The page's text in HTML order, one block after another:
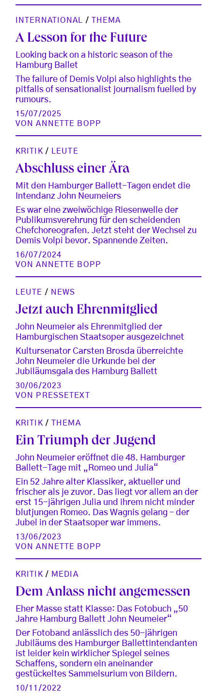
INTERNATIONAL / THEMA
A Lesson for the Future
Looking back on a historic season of the
Hamburg Ballet
The failure of Demis Volpi also highlights the
pitfalls of sensationalist journalism fuelled by
rumours.
15/07/2025
VONANNETTE BOPP
KRITIK / LEUTE
Abschluss einer Ära
Mit den Hamburger Ballett-Tagen endet die
Intendanz John Neumeiers
Es war eine zweiwöchige Riesenwelle der
Publikumsverehrung für den scheidenden
Chefchoreografen. Jetzt steht der Wechsel zu
Demis Volpi bevor. Spannende Zeiten.
16/07/2024
VONANNETTE BOPP
LEUTE / NEWS
Jetzt auch Ehrenmitglied
John Neumeier als Ehrenmitglied der
Hamburgischen Staatsoper ausgezeichnet
Kultursenator Carsten Brosda überreichte
John Neumeier die Urkunde bei der
Jubiläumsgala des Hamburg Ballett
30/06/2023
VON
PRESSETEXT
KRITIK / THEMA
Ein Triumph der Jugend
John Neumeier eröffnet die 48. Hamburger
Ballett-Tage mit „Romeo und Julia“
Ein 52 Jahre alter Klassiker, aktueller und
frischer als je zuvor. Das liegt vor allem an der
erst 15-jährigen Julia und ihrem nicht minder
blutjungen Romeo. Das Wagnis gelang – der
Jubel in der Staatsoper war immens.
13/06/2023
VONANNETTE BOPP
KRITIK / MEDIA
Dem Anlass nicht angemessen
Eher Masse statt Klasse: Das Fotobuch „50
Jahre Hamburg Ballett John Neumeier“
Der Fotoband anlässlich des 50-jährigen
Jubiläums des Hamburger Ballettintendanten
ist leider kein wirklicher Spiegel seines
Schaffens, sondern ein aneinander
gestückeltes Sammelsurium von Bildern.
10/11/2022